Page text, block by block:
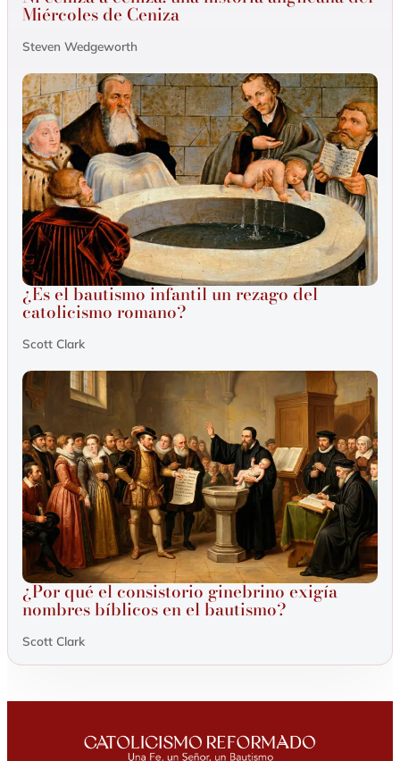
Miércoles de Ceniza
Steven Wedgeworth
¿Es el bautismo infantil un rezago del
catolicismo romano?
Scott Clark
¿Por qué el consistorio ginebrino exigía
nombres bíblicos en el bautismo?
Scott Clark